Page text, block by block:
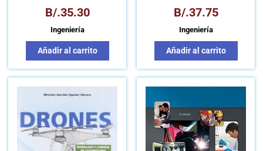
B/.35.30
Ingeniería
Añadir al carrito
B/.37.75
Ingeniería
Añadir al carrito